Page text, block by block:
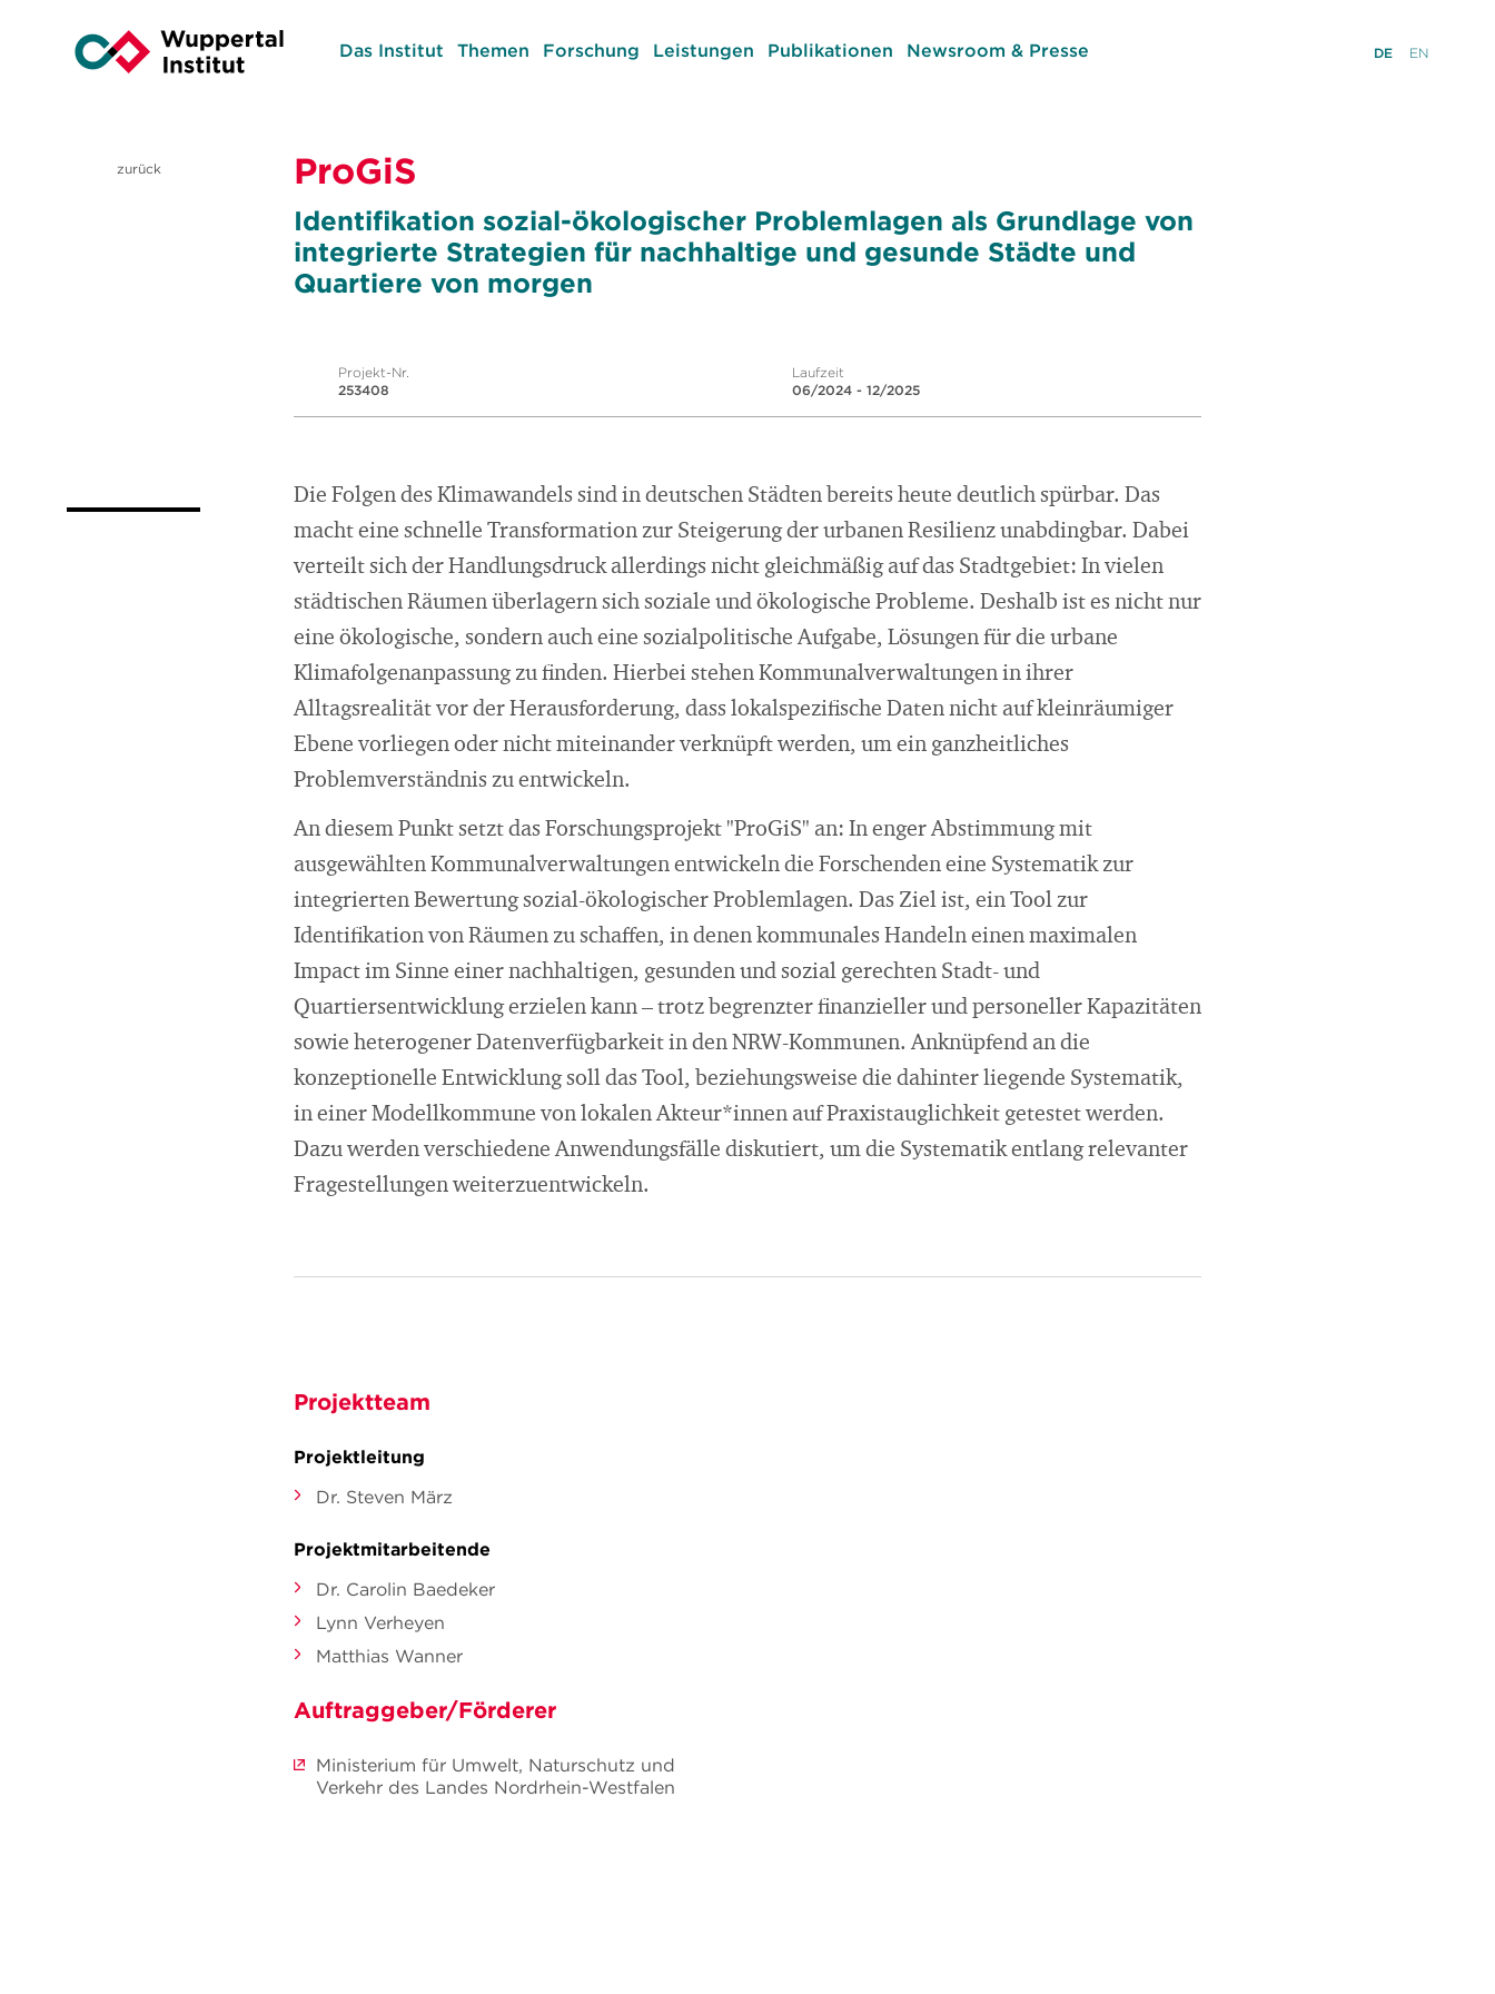
Das Institut Themen Forschung Leistungen Publikationen Newsroom & Presse DE EN
zurück ProGiS
Identifikation sozial-ökologischer Problemlagen als Grundlage von
integrierte Strategien für nachhaltige und gesunde Städte und
Quartiere von morgen
Projekt-Nr.
253408
Laufzeit
06/2024 - 12/2025
Die Folgen des Klimawandels sind in deutschen Städten bereits heute deutlich spürbar. Das
macht eine schnelle Transformation zur Steigerung der urbanen Resilienz unabdingbar. Dabei
verteilt sich der Handlungsdruck allerdings nicht gleichmäßig auf das Stadtgebiet: In vielen
städtischen Räumen überlagern sich soziale und ökologische Probleme. Deshalb ist es nicht nur
eine ökologische, sondern auch eine sozialpolitische Aufgabe, Lösungen für die urbane
Klimafolgenanpassung zu finden. Hierbei stehen Kommunalverwaltungen in ihrer
Alltagsrealität vor der Herausforderung, dass lokalspezifische Daten nicht auf kleinräumiger
Ebene vorliegen oder nicht miteinander verknüpft werden, um ein ganzheitliches
Problemverständnis zu entwickeln.
An diesem Punkt setzt das Forschungsprojekt "ProGiS" an: In enger Abstimmung mit
ausgewählten Kommunalverwaltungen entwickeln die Forschenden eine Systematik zur
integrierten Bewertung sozial-ökologischer Problemlagen. Das Ziel ist, ein Tool zur
Identifikation von Räumen zu schaffen, in denen kommunales Handeln einen maximalen
Impact im Sinne einer nachhaltigen, gesunden und sozial gerechten Stadt- und
Quartiersentwicklung erzielen kann – trotz begrenzter finanzieller und personeller Kapazitäten
sowie heterogener Datenverfügbarkeit in den NRW-Kommunen. Anknüpfend an die
konzeptionelle Entwicklung soll das Tool, beziehungsweise die dahinter liegende Systematik,
in einer Modellkommune von lokalen Akteur*innen auf Praxistauglichkeit getestet werden.
Dazu werden verschiedene Anwendungsfälle diskutiert, um die Systematik entlang relevanter
Fragestellungen weiterzuentwickeln.
Projektteam
Projektleitung
Dr. Steven März
Projektmitarbeitende
Dr. Carolin Baedeker
Lynn Verheyen
Matthias Wanner
Auftraggeber/Förderer
Ministerium für Umwelt, Naturschutz und
Verkehr des Landes Nordrhein-Westfalen